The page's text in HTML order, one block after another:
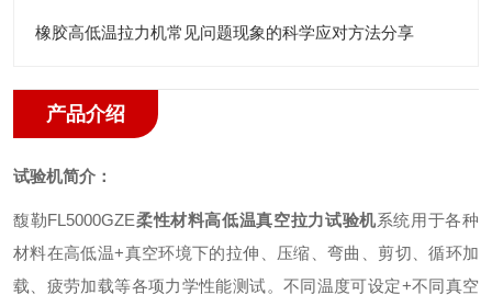
橡胶高低温拉力机常见问题现象的科学应对方法分享
产品介绍
试验机简介：
馥勒FL5000GZE柔性材料高低温真空拉力试验机系统用于各种
材料在高低温+真空环境下的拉伸、压缩、弯曲、剪切、循环加
载、疲劳加载等各项力学性能测试。不同温度可设定+不同真空